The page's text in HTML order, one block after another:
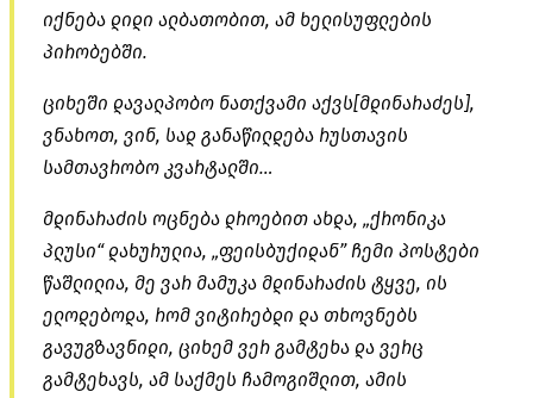
იქნება დიდი ალბათობით, ამ ხელისუფლების
პირობებში.
ციხეში დავალპობო ნათქვამი აქვს[მდინარაძეს],
ვნახოთ, ვინ, სად განაწილდება რუსთავის
სამთავრობო კვარტალში…
მდინარაძის ოცნება დროებით ახდა, „ქრონიკა
პლუსი“ დახურულია, „ფეისბუქიდან” ჩემი პოსტები
წაშლილია, მე ვარ მამუკა მდინარაძის ტყვე, ის
ელოდებოდა, რომ ვიტირებდი და თხოვნებს
გავუგზავნიდი, ციხემ ვერ გამტეხა და ვერც
გამტეხავს, ამ საქმეს ჩამოგიშლით, ამის